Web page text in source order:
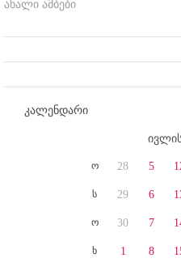
ახალი ამბები
კალენდარი
ო
ს
ო
ხ
28
29
30
1
5
6
7
8